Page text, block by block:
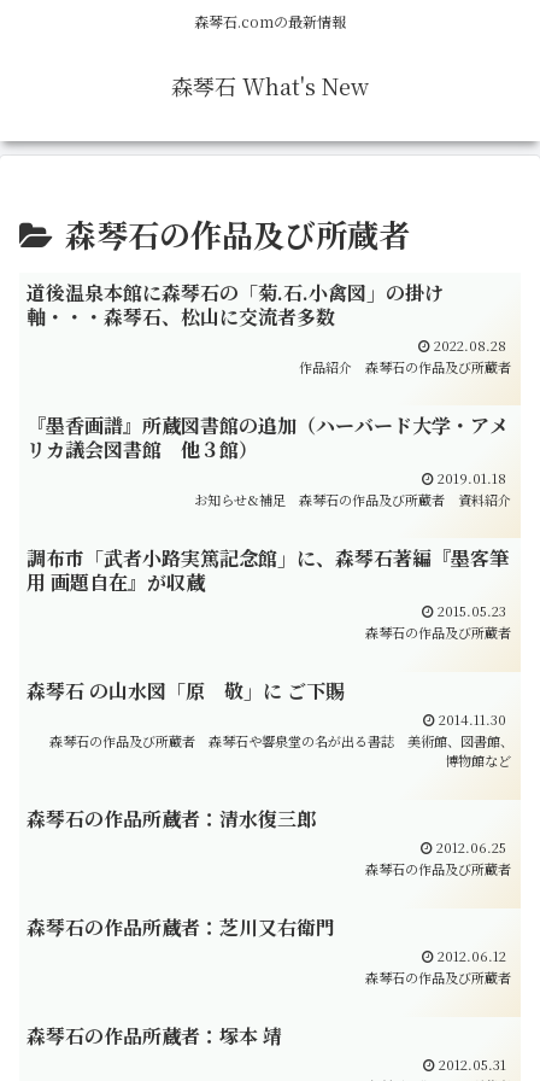
森琴石.comの最新情報
森琴石 What's New
森琴石の作品及び所蔵者
道後温泉本館に森琴石の「菊.石.小禽図」の掛け
軸・・・森琴石、松山に交流者多数
2022.08.28
作品紹介
森琴石の作品及び所蔵者
『墨香画譜』所蔵図書館の追加（ハーバード大学・アメ
リカ議会図書館 他３館）
2019.01.18
お知らせ&補足
森琴石の作品及び所蔵者 資料紹介
調布市「武者小路実篤記念館」に、森琴石著編『墨客筆
用 画題自在』が収蔵
2015.05.23
森琴石の作品及び所蔵者
森琴石 の山水図「原 敬」に ご下賜
2014.11.30
森琴石の作品及び所蔵者
森琴石や響泉堂の名が出る書誌
美術館、図書館、
博物館など
森琴石の作品所蔵者：清水復三郎
2012.06.25
森琴石の作品及び所蔵者
森琴石の作品所蔵者：芝川又右衛門
2012.06.12
森琴石の作品及び所蔵者
森琴石の作品所蔵者：塚本 靖
2012.05.31